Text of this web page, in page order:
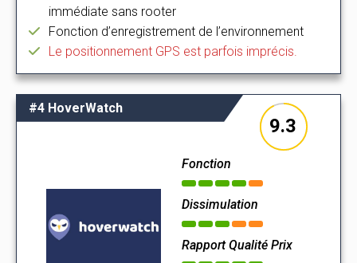
immédiate sans rooter
Fonction d’enregistrement de l’environnement
Le positionnement GPS est parfois imprécis.
#4 HoverWatch
Fonction
Dissimulation
Rapport Qualité Prix
9.3